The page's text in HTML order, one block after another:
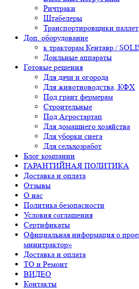
Ричтраки
Штабелеры
Транспортировщики паллет
Доп. оборудование
к тракторам Кентавр /
Доильные аппараты
Готовые решения
Для дачи и огорода
Для животноводства, КФХ
Под грант фермерам
Строительные
Под Агростартап
Для домашнего хозяйства
Для уборки снега
Для сельхозработ
Блог компании
ГАРАНТИЙНАЯ ПОЛИТИКА
Доставка и оплата
Отзывы
О нас
Политика безопасности
Условия соглашения
Сертификаты
Официальная информация о
минитрактор»
Доставка и оплата
ТО и Ремонт
ВИДЕО
Контакты